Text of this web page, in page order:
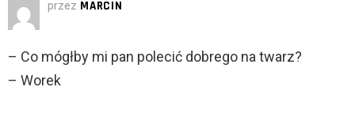
przez MARCIN
– Co mógłby mi pan polecić dobrego na twarz?
– Worek